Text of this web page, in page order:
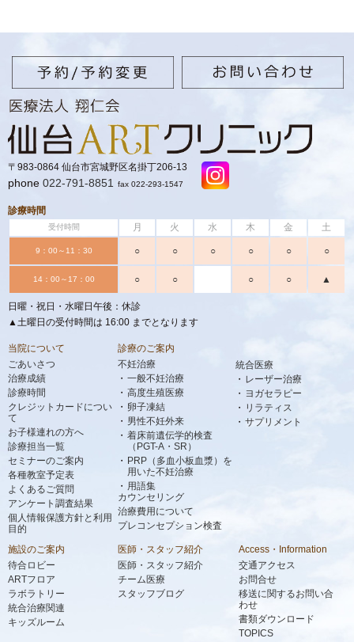
〒983-0864 仙台市宮城野区名掛丁206-13
phone 022-791-8851 fax 022-293-1547
診療時間
受付時間 月 火 水 木 金 土
9：00～11：30 ○ ○ ○ ○ ○ ○
14：00～17：00 ○ ○ ○ ○ ▲
日曜・祝日・水曜日午後：休診
▲土曜日の受付時間は 16:00 までとなります
当院について
ごあいさつ
治療成績
診療時間
クレジットカードについ
て
お子様連れの方へ
診療担当一覧
セミナーのご案内
各種教室予定表
よくあるご質問
アンケート調査結果
個人情報保護方針と利用
目的
診療のご案内
不妊治療
一般不妊治療
高度生殖医療
卵子凍結
男性不妊外来
着床前遺伝学的検査
（PGT-A・SR）
PRP（多血小板血漿）を
用いた不妊治療
用語集
カウンセリング
治療費用について
プレコンセプション検査
統合医療
レーザー治療
ヨガセラピー
リラティス
サプリメント
施設のご案内
待合ロビー
ARTフロア
ラボラトリー
統合治療関連
キッズルーム
医師・スタッフ紹介
医師・スタッフ紹介
チーム医療
スタッフブログ
Access・Information
交通アクセス
お問合せ
移送に関するお問い合
わせ
書類ダウンロード
TOPICS